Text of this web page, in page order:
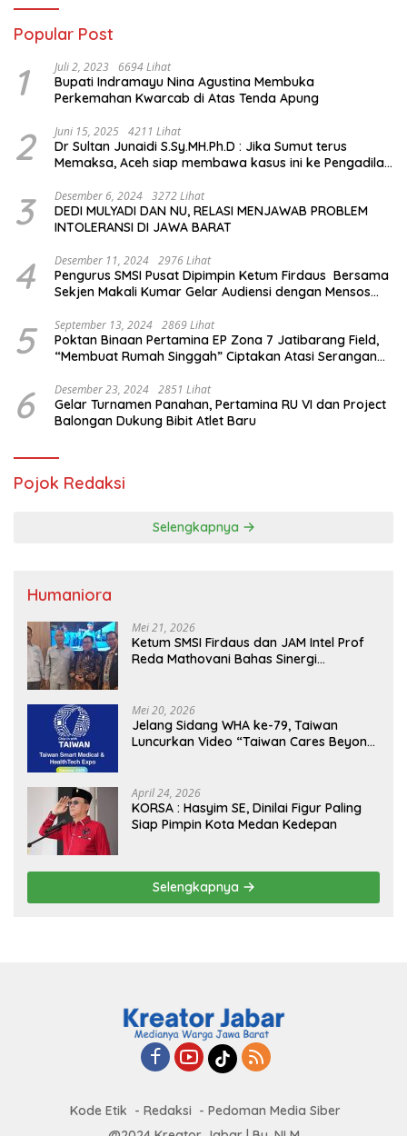
Popular Post
1 Juli 2, 2023 6694 Lihat
Bupati Indramayu Nina Agustina Membuka
Perkemahan Kwarcab di Atas Tenda Apung
2 Juni 15, 2025 4211 Lihat
Dr Sultan Junaidi S.Sy.MH.Ph.D : Jika Sumut terus
Memaksa, Aceh siap membawa kasus ini ke Pengadilan
3 Desember 6, 2024 3272 Lihat
DEDI MULYADI DAN NU, RELASI MENJAWAB PROBLEM
INTOLERANSI DI JAWA BARAT
4 Desember 11, 2024 2976 Lihat
Pengurus SMSI Pusat Dipimpin Ketum Firdaus Bersama
Sekjen Makali Kumar Gelar Audiensi dengan Mensos
5 September 13, 2024 2869 Lihat
Poktan Binaan Pertamina EP Zona 7 Jatibarang Field,
“Membuat Rumah Singgah” Ciptakan Atasi Serangan
6 Desember 23, 2024 2851 Lihat
Gelar Turnamen Panahan, Pertamina RU VI dan Project
Balongan Dukung Bibit Atlet Baru
Pojok Redaksi
Selengkapnya
Humaniora
Mei 21, 2026
Ketum SMSI Firdaus dan JAM Intel Prof
Reda Mathovani Bahas Sinergi
MBG, Perkuat Pengawasan Program
Pemerintah
Mei 20, 2026
Jelang Sidang WHA ke-79, Taiwan
Luncurkan Video “Taiwan Cares Beyond
April 24, 2026
KORSA : Hasyim SE, Dinilai Figur Paling
Siap Pimpin Kota Medan Kedepan
Selengkapnya
Kode Etik Redaksi
Pedoman Media Siber